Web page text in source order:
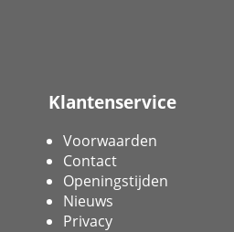
Klantenservice
Voorwaarden
Contact
Openingstijden
Nieuws
Privacy